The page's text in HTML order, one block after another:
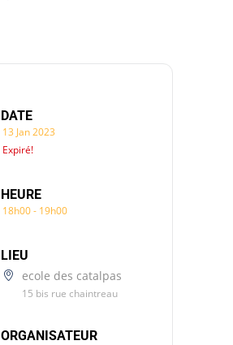
DATE
13 Jan 2023
Expiré!
HEURE
18h00 - 19h00
LIEU
ecole des catalpas
15 bis rue chaintreau
ORGANISATEUR